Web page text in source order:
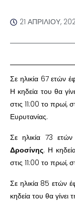
21 ΑΠΡΙΛΊΟΥ,
Σε ηλικία 67 ετών
Η κηδεία του θα
στις 11:00 το πρωί,
Ευρυτανίας.
Σε ηλικία 73
Δροσίνης. Η
στις 11:00 το πρωί,
Σε ηλικία 85 ετών
κηδεία του θα